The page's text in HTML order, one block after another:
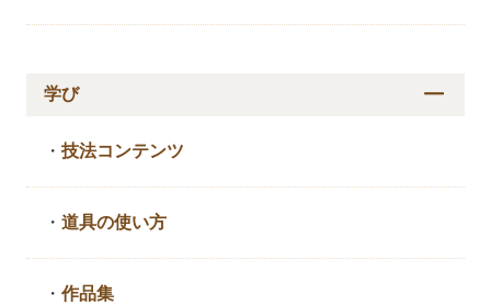
学び
・技法コンテンツ
・道具の使い方
・作品集